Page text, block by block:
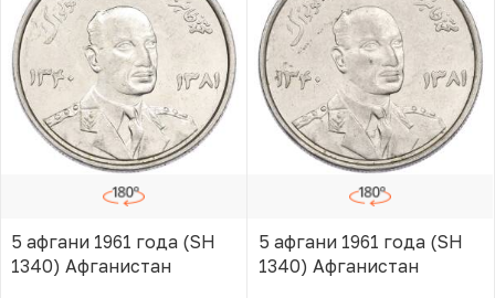
5 афгани 1961 года (SH
1340) Афганистан
5 афгани 1961 года (SH
1340) Афганистан